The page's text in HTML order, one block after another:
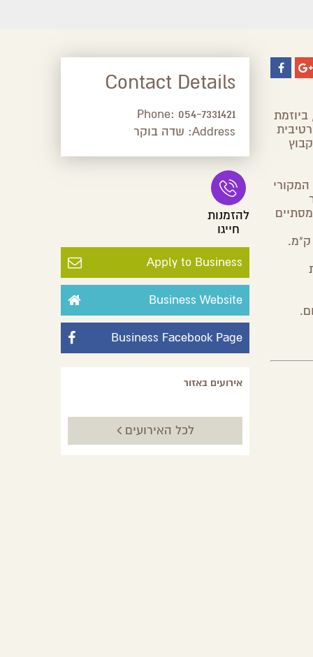
Contact Details
Phone: 054-7331421
Address: שדה בוקר
להזמנות
חייגו
Apply to Business
Business Website
Business Facebook Page
אירועים באזור
לכל האירועים
שנה כבר למעלה מ-20 שנה, ביוזמת
המקורי